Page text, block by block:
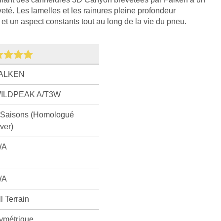
Les lamelles et les rainures pleine profondeur
un aspect constants tout au long de la vie du pneu.
A/T3W
(Homologué
A
A
Terrain